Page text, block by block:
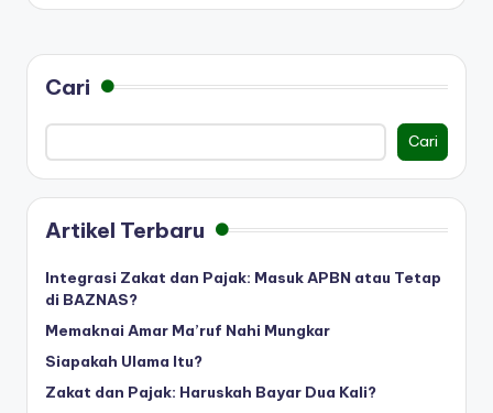
Cari
Cari
Artikel Terbaru
Integrasi Zakat dan Pajak: Masuk APBN atau Tetap
di BAZNAS?
Memaknai Amar Ma’ruf Nahi Mungkar
Siapakah Ulama Itu?
Zakat dan Pajak: Haruskah Bayar Dua Kali?